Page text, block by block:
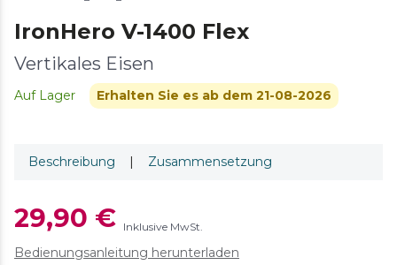
IronHero V-1400 Flex
Vertikales Eisen
Auf Lager Erhalten Sie es ab dem 21-08-2026
Beschreibung | Zusammensetzung
29,90 € Inklusive MwSt.
Bedienungsanleitung herunterladen